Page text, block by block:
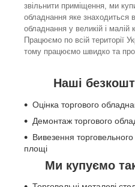
звільнити приміщення, ми
обладнання яке знаходиться
обладнання у великій і малій
Працюємо по всій території
тому працюємо швидко та
Наші
Оцінка торгового
Демонтаж торгового
Вивезення
площі
Ми купуємо